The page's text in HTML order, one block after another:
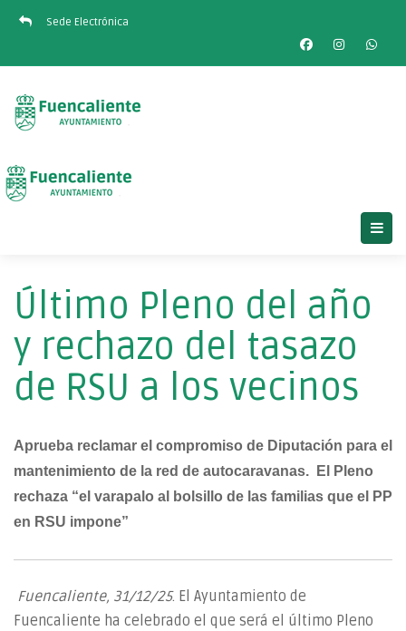
Sede Electrónica
Último Pleno del año
y rechazo del tasazo
de RSU a los vecinos
Aprueba reclamar el compromiso de Diputación para el
mantenimiento de la red de autocaravanas.
El Pleno
rechaza “el varapalo al bolsillo de las familias que el PP
en RSU impone”
Fuencaliente, 31/12/25. El Ayuntamiento de
Fuencaliente ha celebrado el que será el último Pleno